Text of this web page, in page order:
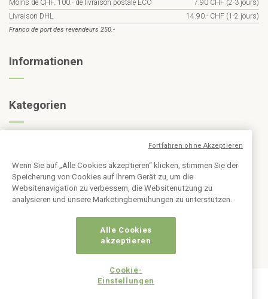
Moins de CHF. 100.- de livraison postale ECO
7.90 CHF (2-3 jours)
Livraison DHL
14.90.- CHF (1-2 jours)
Franco de port des revendeurs 250.-
Informationen
Kategorien
Abonnieren Sie den Newsletter
Wenn Sie auf „Alle Cookies akzeptieren“ klicken, stimmen Sie der
Speicherung von Cookies auf Ihrem Gerät zu, um die
Websitenavigation zu verbessern, die Websitenutzung zu
analysieren und unsere Marketingbemühungen zu unterstützen.
Alle Cookies
akzeptieren
Cookie-
Einstellungen
Fortfahren ohne Akzeptieren